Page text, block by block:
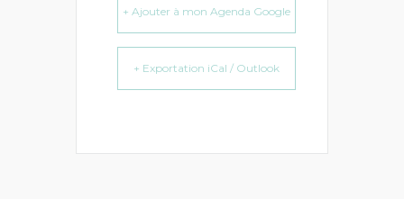
+ Ajouter à mon Agenda Google
+ Exportation iCal / Outlook